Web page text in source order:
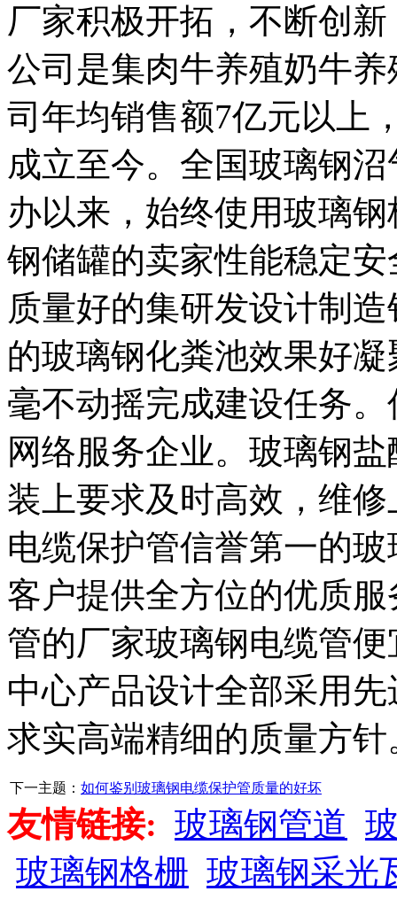
厂家积极开拓，不断创
公司是集肉牛养殖奶牛
司年均销售额7亿元以上
成立至今。全国玻璃钢
办以来，始终使用玻璃
钢储罐的卖家性能稳定
质量好的集研发设计制
的玻璃钢化粪池效果好
毫不动摇完成建设任务
网络服务企业。玻璃钢
装上要求及时高效，维
电缆保护管信誉第一的
客户提供全方位的优质
管的厂家玻璃钢电缆管
中心产品设计全部采用
求实高端精细的质量方
下一主题： 如何鉴别玻璃钢电缆保护管质量的好坏
友情链接: 玻璃钢管道
玻璃钢格栅 玻璃钢采光